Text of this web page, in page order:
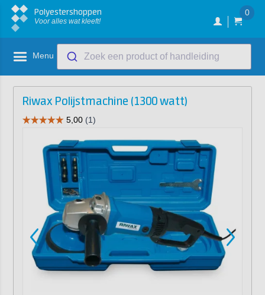
Polyestershoppen
Voor alles wat kleeft!
0
Menu Zoek een product of handleiding
Riwax Polijstmachine (1300 watt)